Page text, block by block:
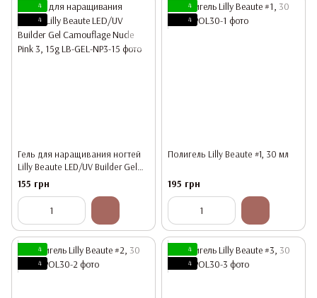
4
4
Гель для наращивания ногтей
Lilly Beaute LED/UV Builder Gel
Camouflage Nude Pink 3, 15g
155 грн
4
4
Полигель Lilly Beaute #1, 30 мл
195 грн
4
4
4
4